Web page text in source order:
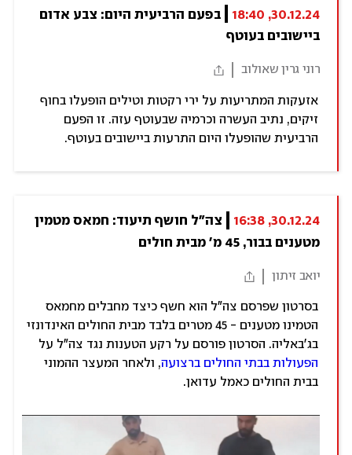
30.12.24, 18:40
ביישובים בעוטף
רוני גרין שאולוב
אזעקות המתריעות על ירי רקטות וטילים הופעלו בחוף
זיקים, נתיב העשרה וכרמיה שבעוטף עזה. זו הפעם
הרביעית שהופעלו היום התרעות ביישובים בעוטף.
30.12.24, 16:38
מטענים בבור, 45 מ' מבית חולים
יואב זיתון
בסרטון שפרסם צה"ל הוא חשף כיצד מחבלים מחמאס
הטמינו מטענים - 45 מטרים בלבד מבית החולים האינדונזי
בג'באליה. הסרטון פורסם על רקע הטענות נגד צה"ל על
הפעולות בבתי החולים ברצועה, ולאחר המעצר ההמוני
בבית החולים כאמל עדואן.